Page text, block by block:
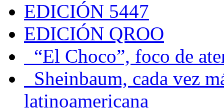
EDICIÓN 5447
EDICIÓN QROO
“El Choco”, foco de
Sheinbaum, cada vez
latinoamericana